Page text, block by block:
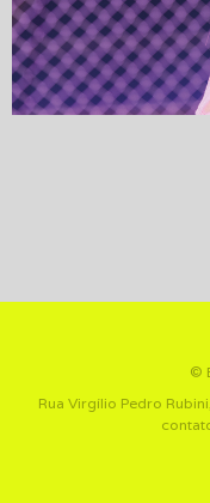
©
Rua Virgílio Pedro